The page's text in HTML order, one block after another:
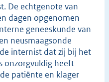
De echtgenote van
dagen opgenomen
geneeskunde van
neusmaagsonde
internist dat zij bij het
onzorgvuldig heeft
patiënte en klager